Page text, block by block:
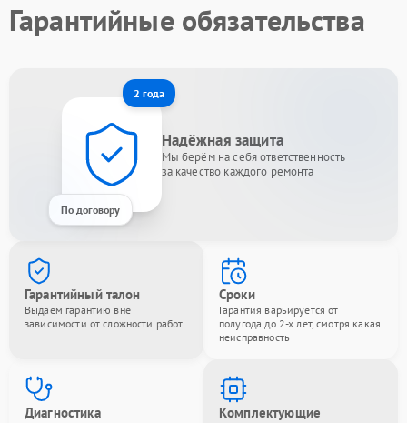
Гарантийные обязательства
2 года
По договору
Надёжная защита
Мы берём на себя ответственность
за качество каждого ремонта
Гарантийный талон
Выдаём гарантию вне
зависимости от сложности работ
Сроки
Гарантия варьируется от
полугода до 2-х лет, смотря какая
неисправность
Диагностика Комплектующие